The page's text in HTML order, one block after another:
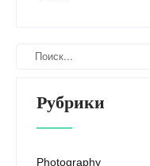
Рубрики
Photography